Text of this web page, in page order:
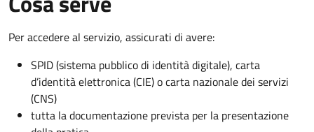
Per accedere al servizio, assicurati di avere:
SPID (sistema pubblico di identità digitale), carta
d’identità elettronica (CIE) o carta nazionale dei servizi
(CNS)
tutta la documentazione prevista per la presentazione